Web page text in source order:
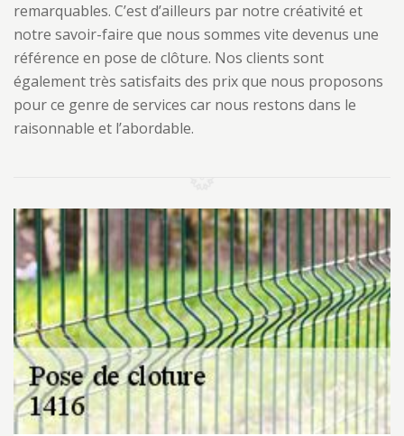
remarquables. C’est d’ailleurs par notre créativité et
notre savoir-faire que nous sommes vite devenus une
référence en pose de clôture. Nos clients sont
également très satisfaits des prix que nous proposons
pour ce genre de services car nous restons dans le
raisonnable et l’abordable.